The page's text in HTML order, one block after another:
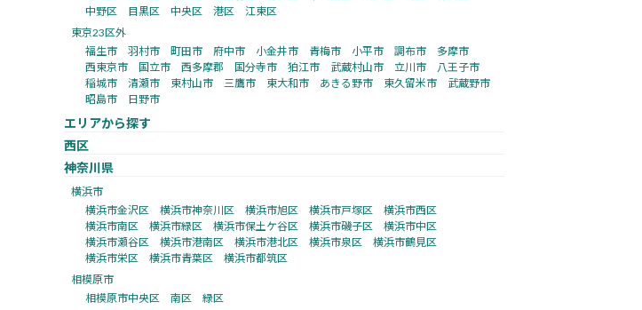
中野区
目黒区 中央区 港区
江東区
東京23区外
福生市
羽村市 町田市 府中市 小金井市 青梅市 小平市 調布市
多摩市
西東京市
国立市 西多摩郡 国分寺市 狛江市 武蔵村山市 立川市
八王子市
稲城市
清瀬市 東村山市 三鷹市 東大和市 あきる野市 東久留米市
武蔵野市
昭島市
日野市
エリアから探す
西区
神奈川県
横浜市
横浜市金沢区
横浜市神奈川区 横浜市旭区 横浜市戸塚区
横浜市西区
横浜市南区
横浜市緑区 横浜市保土ケ谷区 横浜市磯子区
横浜市中区
横浜市瀬谷区
横浜市港南区 横浜市港北区 横浜市泉区
横浜市鶴見区
横浜市栄区
横浜市青葉区
横浜市都筑区
相模原市
相模原市中央区
南区
緑区